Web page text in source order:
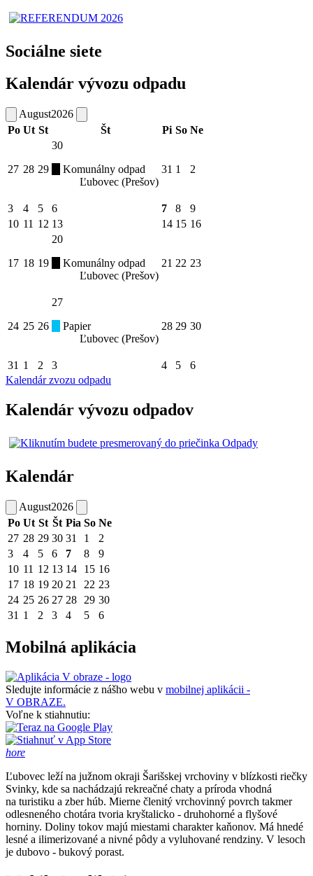
Sociálne siete
Kalendár vývozu odpadu
August2026
Po Ut St Št Pi So Ne
27 28 29
30
Komunálny odpad
Ľubovec (Prešov)
31 1 2
3 4 5 6 7 8
9
10 11 12 13 14 15 16
17 18 19
20
Komunálny odpad
Ľubovec (Prešov)
21 22 23
24 25 26
27
Papier
Ľubovec (Prešov)
28 29 30
31 1 2 3 4 5
6
Kalendár zvozu odpadu
Kalendár vývozu odpadov
Kalendár
August2026
Po Ut St Št Pia So Ne
27 28 29 30 31 1
2
3
4 5 6 7 8
9
10 11 12 13 14 15 16
17 18 19 20 21 22 23
24 25 26 27 28 29 30
31 1 2 3 4 5 6
Mobilná aplikácia
Sledujte informácie z nášho webu v mobilnej aplikácii -
V OBRAZE.
Voľne k stiahnutiu:
hore
Ľubovec leží na južnom okraji Šarišskej vrchoviny v blízkosti riečky
Svinky, kde sa nachádzajú rekreačné chaty a príroda vhodná
na turistiku a zber húb. Mierne členitý vrchovinný povrch takmer
odlesneného chotára tvoria kryštalicko - druhohorné a flyšové
horniny. Doliny tokov majú miestami charakter kaňonov. Má hnedé
lesné a ilimerizované a nivné pôdy a vyluhované rendziny. V lesoch
je dubovo - bukový porast.